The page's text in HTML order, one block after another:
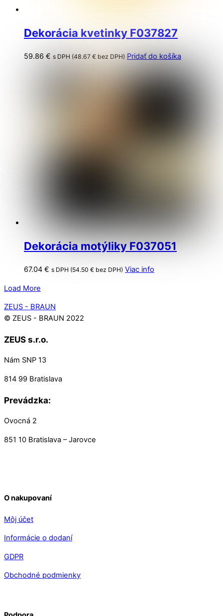
Dekorácia kvetinky F037827
59.86 € s DPH (48.67 € bez DPH) Pridať do košíka
Dekorácia motýliky F037051
67.04 € s DPH (54.50 € bez DPH) Viac info
Load More
Back
To
ZEUS - BRAUN
© ZEUS - BRAUN 2022
ZEUS s.r.o.
Nám SNP 13
814 99 Bratislava
Prevádzka:
Ovocná 2
851 10 Bratislava – Jarovce
O nakupovaní
Môj účet
Informácie o dodaní
GDPR
Obchodné podmienky